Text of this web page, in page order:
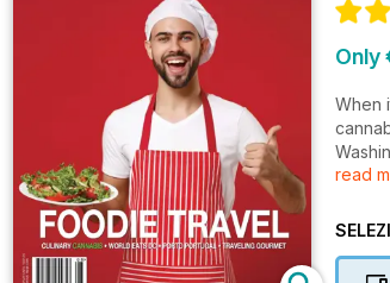
Only
When
drinking,
read